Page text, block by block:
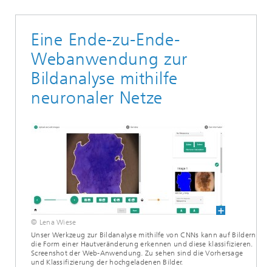
Eine Ende-zu-Ende-
Webanwendung zur
Bildanalyse mithilfe
neuronaler Netze
© Lena Wiese
Unser Werkzeug zur Bildanalyse mithilfe von CNNs kann auf Bildern
die Form einer Hautveränderung erkennen und diese klassifizieren.
Screenshot der Web-Anwendung. Zu sehen sind die Vorhersage
und Klassifizierung der hochgeladenen Bilder.